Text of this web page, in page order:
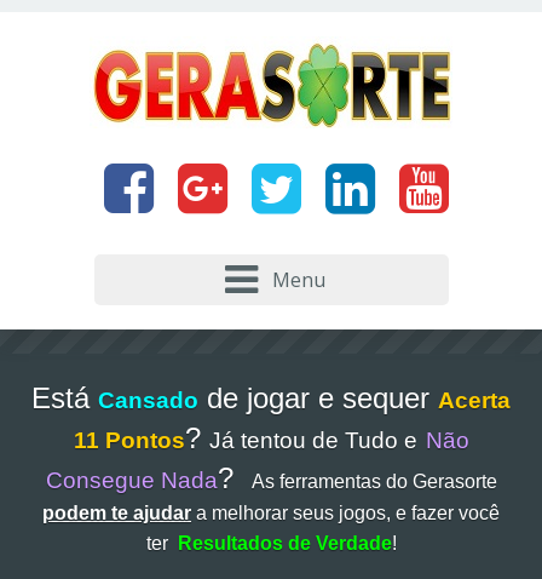
Menu
Está Cansado de jogar e sequer Acerta
11 Pontos? Já tentou de Tudo e Não
Consegue Nada?
As ferramentas do Gerasorte
podem te ajudar a melhorar seus jogos, e fazer você
ter
Resultados de Verdade!